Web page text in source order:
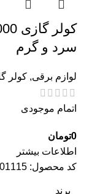
سرد و گرم
لوازم برقی, کولر
اتمام موجودی
0تومان
اطلاعات بیشتر
کد محصول:
برند